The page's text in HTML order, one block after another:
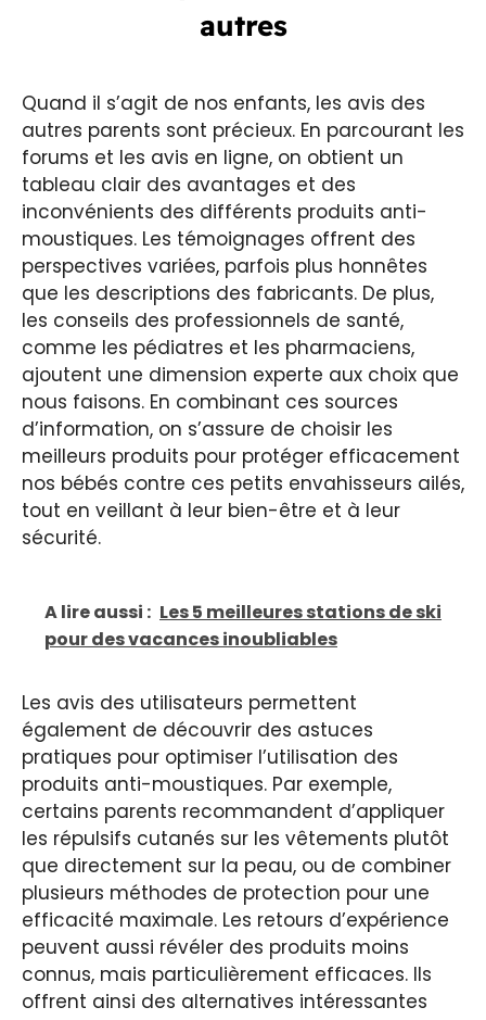
autres
Quand il s’agit de nos enfants, les avis des
autres parents sont précieux. En parcourant les
forums et les avis en ligne, on obtient un
tableau clair des avantages et des
inconvénients des différents produits anti-
moustiques. Les témoignages offrent des
perspectives variées, parfois plus honnêtes
que les descriptions des fabricants. De plus,
les conseils des professionnels de santé,
comme les pédiatres et les pharmaciens,
ajoutent une dimension experte aux choix que
nous faisons. En combinant ces sources
d’information, on s’assure de choisir les
meilleurs produits pour protéger efficacement
nos bébés contre ces petits envahisseurs ailés,
tout en veillant à leur bien-être et à leur
sécurité.
A lire aussi : Les 5 meilleures stations de ski
pour des vacances inoubliables
Les avis des utilisateurs permettent
également de découvrir des astuces
pratiques pour optimiser l’utilisation des
produits anti-moustiques. Par exemple,
certains parents recommandent d’appliquer
les répulsifs cutanés sur les vêtements plutôt
que directement sur la peau, ou de combiner
plusieurs méthodes de protection pour une
efficacité maximale. Les retours d’expérience
peuvent aussi révéler des produits moins
connus, mais particulièrement efficaces. Ils
offrent ainsi des alternatives intéressantes